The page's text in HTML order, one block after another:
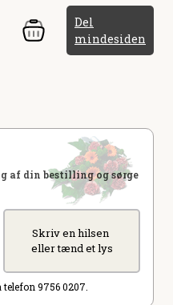
Del
mindesiden
af din bestilling og sørge
Skriv en hilsen
eller tænd et lys
9756 0207.